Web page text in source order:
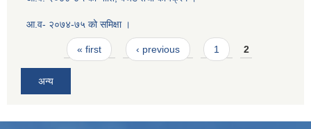
आ.व- २०७४-७५ को समिक्षा ।
Pages« first ‹ previous 1 2
अन्य